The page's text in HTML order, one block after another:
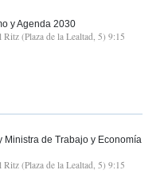
y Agenda 2030
(Plaza de la Lealtad, 5) 9:15
de Trabajo y Economía
(Plaza de la Lealtad, 5) 9:15